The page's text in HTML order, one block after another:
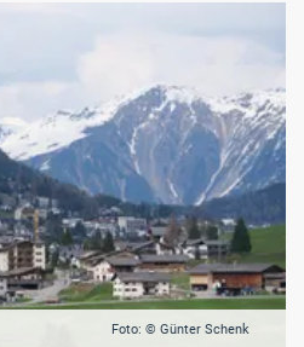
Foto: © Günter Schenk